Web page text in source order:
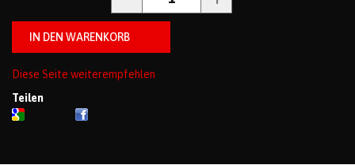
Diese Seite weiterempfehlen
Teilen